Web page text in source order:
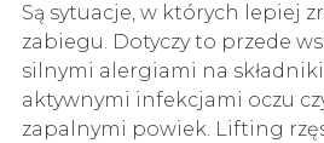
Są sytuacje, w których lepiej
zabiegu. Dotyczy to przede
silnymi alergiami na
aktywnymi infekcjami oczu
zapalnymi powiek. Lifting